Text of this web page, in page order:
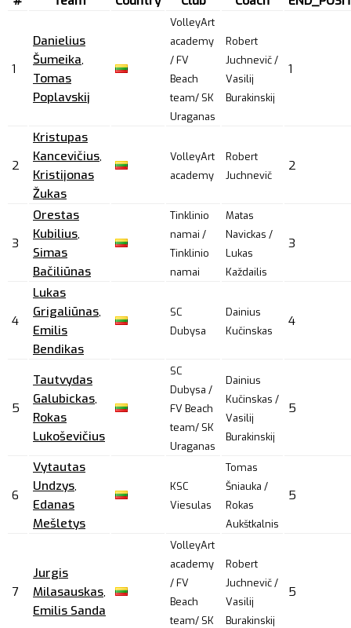
1
Danielius
Šumeika,
Tomas
Poplavskij
VolleyArt
academy
/ FV
Beach
team/ SK
Uraganas
Robert
Juchnevič /
Vasilij
Burakinskij
1
2
Kristupas
Kancevičius,
Kristijonas
Žukas
VolleyArt
academy
Robert
Juchnevič
2
3
Orestas
Kubilius,
Simas
Bačiliūnas
Tinklinio
namai /
Tinklinio
namai
Matas
Navickas /
Lukas
Každailis
3
4
Lukas
Grigaliūnas,
Emilis
Bendikas
SC
Dubysa
Dainius
Kučinskas
4
5
Tautvydas
Galubickas,
Rokas
Lukoševičius
SC
Dubysa /
FV Beach
team/ SK
Uraganas
Dainius
Kučinskas /
Vasilij
Burakinskij
5
6
Vytautas
Undzys,
Edanas
Mešletys
KSC
Viesulas
Tomas
Šniauka /
Rokas
Aukštkalnis
5
7
Jurgis
Milasauskas,
Emilis Sanda
VolleyArt
academy
/ FV
Beach
team/ SK
Robert
Juchnevič /
Vasilij
Burakinskij
5